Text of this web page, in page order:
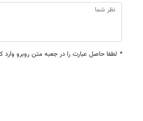
* لطفا حاصل عبارت را در جعبه متن روبرو وارد